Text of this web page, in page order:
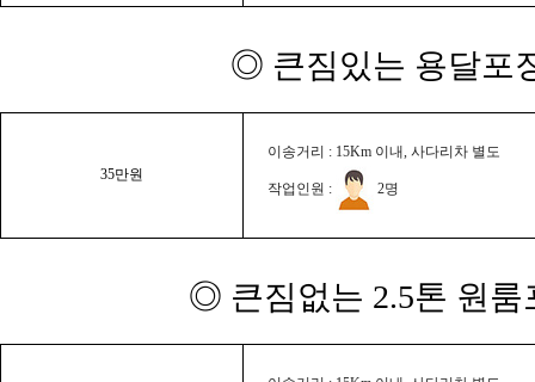
◎ 큰짐있는 용달포
35만원
이송거리 : 15Km 이내, 사다리차 별도
작업인원 : 2명
◎ 큰짐없는 2.5톤 원룸